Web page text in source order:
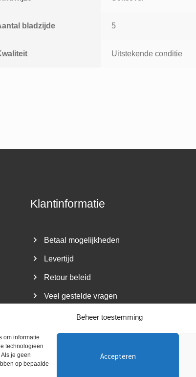
Beheer toestemming
om informatie
technologieën
je geen
op bepaalde
Accepteren
bladzijde 5
Uitstekende conditie
Klantinformatie
Betaal mogelijkheden
Levertijd
Retour beleid
Veel gestelde vragen
De Minstreel ~ Kvk nummer: 05080117 ~ BTW-nr: